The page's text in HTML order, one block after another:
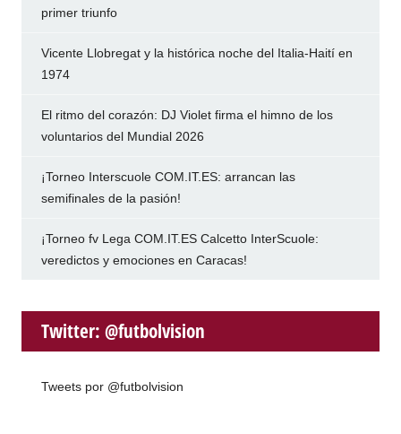
primer triunfo
Vicente Llobregat y la histórica noche del Italia-Haití en
1974
El ritmo del corazón: DJ Violet firma el himno de los
voluntarios del Mundial 2026
¡Torneo Interscuole COM.IT.ES: arrancan las
semifinales de la pasión!
¡Torneo fv Lega COM.IT.ES Calcetto InterScuole:
veredictos y emociones en Caracas!
Twitter: @futbolvision
Tweets por @futbolvision